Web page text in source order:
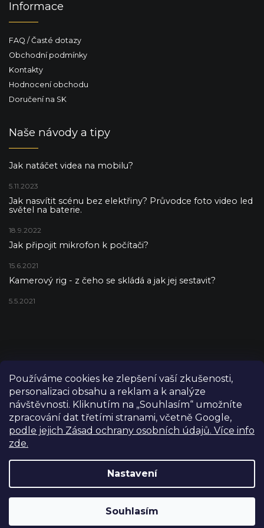
Používáme cookies ke zlepšení vaší zkušenosti,
personalizaci obsahu a reklam a k analýze
návštěvnosti. Kliknutím na „Souhlasím“ umožníte
zpracování dat třetími stranami, včetně Google,
podle jejich Zásad ochrany osobních údajů. Více info
zde.
Nastavení
Souhlasím
Výdejní sklad Praha: PO–PÁ 8:00–16:00. Při objednání a
Informace
FAQ / Časté dotazy
Obchodní podmínky
Kontakty
Hodnocení obchodu
Doručení na SK
Naše návody a tipy
Jak natáčet videa na mobilu?
5.11.2023
Jak nasvítit scénu bez elektřiny? Průvodce foto video led
světel na baterie.
18.9.2022
Jak připojit mikrofon k počítači?
15.6.2021
Kamerový rig - z čeho se skládá a jak jej sestavit?
5.5.2021
Vytvořil Shoptet
Copyright 2026FILM-TECHNIKA. Všechna práva vyhrazena.
Upravit nastavení cookies